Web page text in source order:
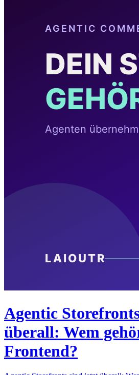
Agentic
überall: Wem
Frontend?